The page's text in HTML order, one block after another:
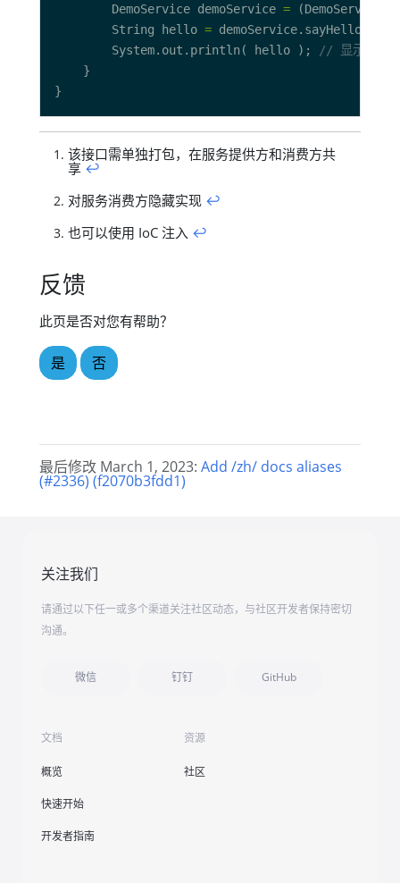
        DemoService demoService
=
        String hello
= demoService.sayHello(
        System.out.println( hello );
// 显示调用
该接口需单独打包，在服务提供方和消费方共
享 ↩︎
对服务消费方隐藏实现 ↩︎
也可以使用 IoC 注入 ↩︎
反馈
此页是否对您有帮助？
是 否
最后修改 March 1, 2023: Add /zh/ docs aliases
(#2336) (f2070b3fdd1)
关注我们
请通过以下任一或多个渠道关注社区动态，与社区开发者保持密切
沟通。
微信 钉钉 GitHub
文档
概览
快速开始
开发者指南
资源
社区